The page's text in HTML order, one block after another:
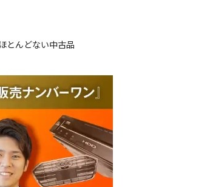
とんどない中古品